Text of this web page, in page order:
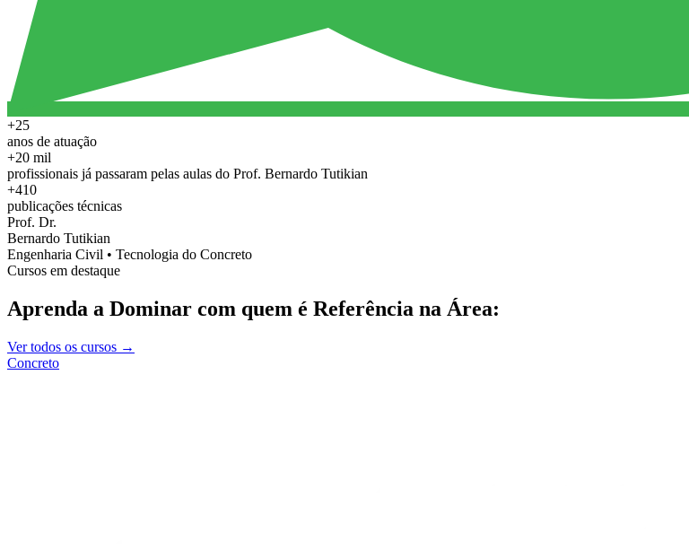
+25
anos de atuação
+20 mil
profissionais já passaram pelas aulas do Prof. Bernardo Tutikian
+410
publicações técnicas
Prof. Dr.
Bernardo Tutikian
Engenharia Civil • Tecnologia do Concreto
Cursos em destaque
Aprenda a Dominar com quem é Referência na Área:
Ver todos os cursos →
Concreto